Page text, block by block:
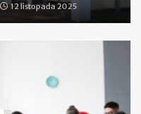
12 listopada 2025